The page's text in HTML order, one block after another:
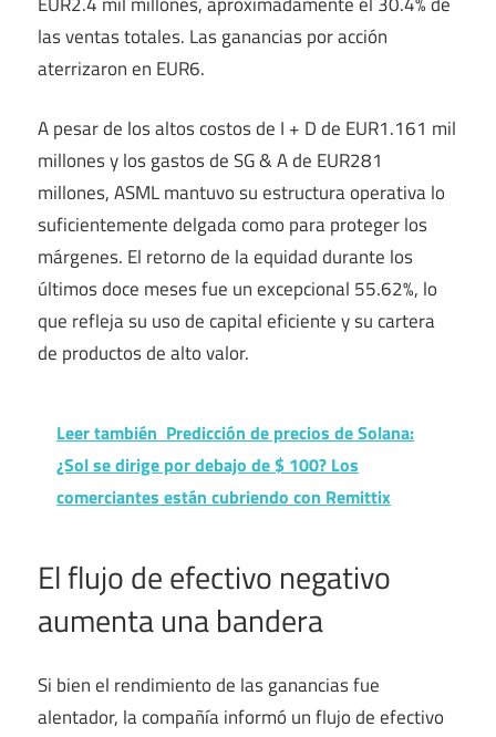
las ventas totales. Las ganancias por acción
aterrizaron en EUR6.
A pesar de los altos costos de I + D de EUR1.161 mil
millones y los gastos de SG & A de EUR281
millones, ASML mantuvo su estructura operativa lo
suficientemente delgada como para proteger los
márgenes. El retorno de la equidad durante los
últimos doce meses fue un excepcional 55.62%, lo
que refleja su uso de capital eficiente y su cartera
de productos de alto valor.
Leer también Predicción de precios de Solana:
¿Sol se dirige por debajo de $ 100? Los
comerciantes están cubriendo con Remittix
El flujo de efectivo negativo
aumenta una bandera
Si bien el rendimiento de las ganancias fue
alentador, la compañía informó un flujo de efectivo